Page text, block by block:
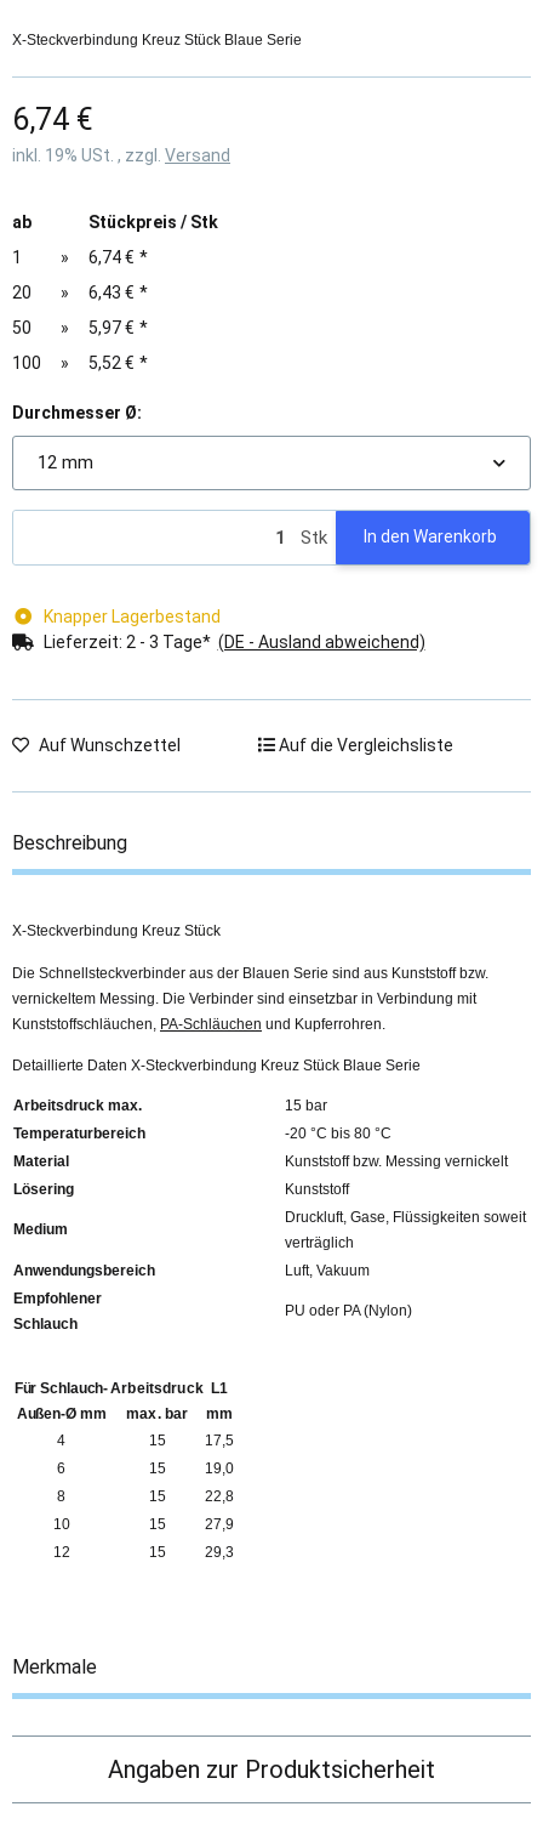
X-Steckverbindung Kreuz Stück Blaue Serie
6,74 €
inkl. 19% USt. , zzgl. Versand
ab
Stückpreis / Stk
1
» 6,74 € *
20
» 6,43 € *
50
» 5,97 € *
100
» 5,52 € *
Durchmesser Ø:
12 mm
Stk In den Warenkorb
Knapper Lagerbestand
Lieferzeit: 2 - 3 Tage* (DE - Ausland abweichend)
Auf Wunschzettel Auf die Vergleichsliste
Beschreibung
X-Steckverbindung Kreuz Stück
Die Schnellsteckverbinder aus der Blauen Serie sind aus Kunststoff bzw.
vernickeltem Messing. Die Verbinder sind einsetzbar in Verbindung mit
Kunststoffschläuchen, PA-Schläuchen und Kupferrohren.
Detaillierte Daten X-Steckverbindung Kreuz Stück Blaue Serie
Arbeitsdruck max.
15 bar
Temperaturbereich
-20 °C bis 80 °C
Material
Kunststoff bzw. Messing vernickelt
Lösering
Kunststoff
Medium
Druckluft, Gase, Flüssigkeiten soweit
verträglich
Anwendungsbereich
Luft, Vakuum
Empfohlener
Schlauch
PU oder PA (Nylon)
Für Schlauch-
Außen-Ø mm
Arbeitsdruck
max. bar
L1
mm
4
15
17,5
6
15
19,0
8
15
22,8
10
15
27,9
12
15 29,3
Merkmale
Angaben zur Produktsicherheit